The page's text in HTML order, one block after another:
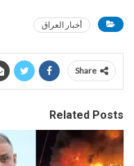
أخبار العراق
Share
Related Posts